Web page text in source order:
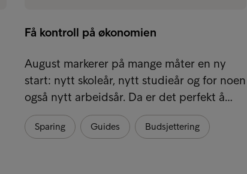
Få kontroll på økonomien
August markerer på mange måter en ny
start: nytt skoleår, nytt studieår og for noen
også nytt arbeidsår. Da er det perfekt å…
Sparing Guides Budsjettering